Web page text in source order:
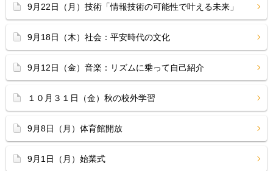
9月22日（月）技術「情報技術の可能性で叶える未来」
9月18日（木）社会：平安時代の文化
9月12日（金）音楽：リズムに乗って自己紹介
１０月３１日（金）秋の校外学習
9月8日（月）体育館開放
9月1日（月）始業式